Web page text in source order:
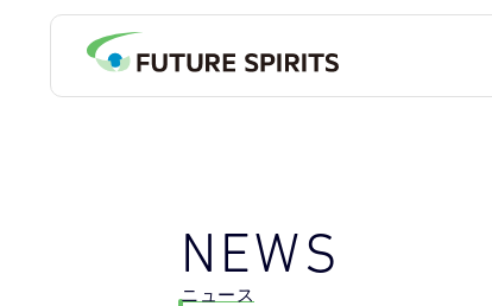
NEWS
ニュース